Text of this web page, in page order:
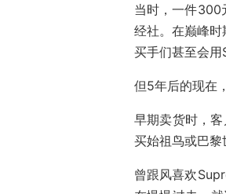
当时，一件300
经社。在巅峰
买手们甚至会
但5年后的现在
早期卖货时，
买始祖鸟或巴
曾跟风喜欢